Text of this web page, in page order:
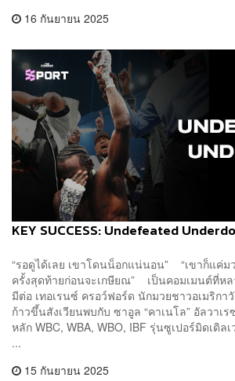
16 กันยายน 2025
KEY SUCCESS: Undefeated
“รอดูได้เลย เขาโดนน็อกแน่นอน” “เขาก็แค่ม
ครั้งสุดท้ายก่อนจะเกษียณ” เป็นคอมเมนต์ที่ห
มีต่อ เทอเรนซ์ ครอว์ฟอร์ด นักมวยชาวอเมริกา
ก้าวขึ้นสังเวียนพบกับ ซาอูล “คาเนโล” อัลวาเ
หลัก WBC, WBA, WBO, IBF รุ่นซูเปอร์มิดเดิล
...
15 กันยายน 2025